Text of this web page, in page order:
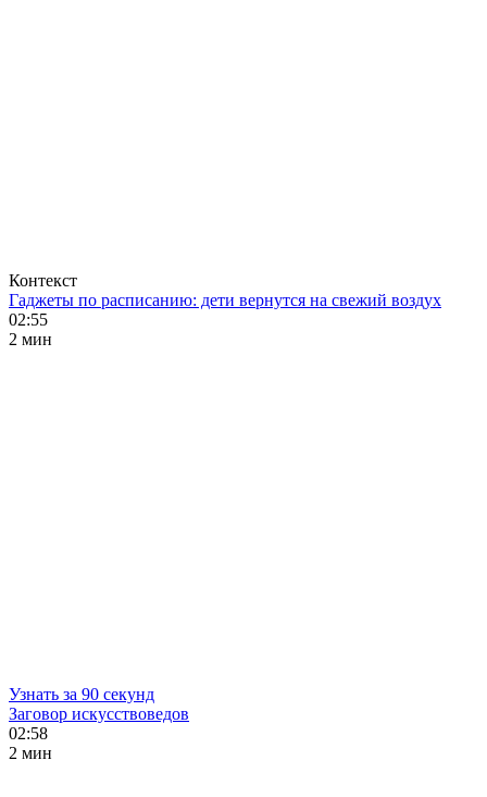
Контекст
Гаджеты по расписанию: дети вернутся на свежий воздух
02:55
2 мин
Узнать за 90 секунд
Заговор искусствоведов
02:58
2 мин